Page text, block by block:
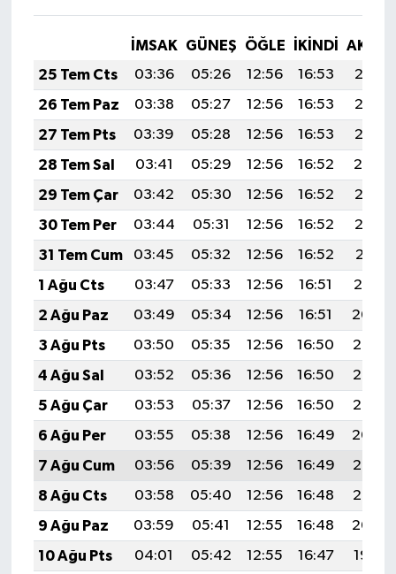
İMSAK GÜNEŞ ÖĞLE İKINDI
25 Tem Cts
03:36 05:26 12:56 16:53
20:17
26 Tem Paz
03:38 05:27 12:56 16:53
20:16
27 Tem Pts
03:39 05:28 12:56 16:53
20:15
28 Tem Sal
03:41 05:29 12:56 16:52
20:14
29 Tem Çar
03:42 05:30 12:56 16:52
20:13
30 Tem Per
03:44 05:31 12:56 16:52
20:12
31 Tem Cum
03:45 05:32 12:56 16:52
20:11
1 Ağu Cts
03:47 05:33 12:56 16:51
20:10
2 Ağu Paz
03:49 05:34 12:56 16:51
20:09
3 Ağu Pts
03:50 05:35 12:56 16:50
20:08
4 Ağu Sal
03:52 05:36 12:56 16:50
20:07
5 Ağu Çar
03:53 05:37 12:56 16:50
20:05
6 Ağu Per
03:55 05:38 12:56 16:49
20:04
7 Ağu Cum
03:56 05:39 12:56 16:49
20:03
8 Ağu Cts
03:58 05:40 12:56 16:48
20:02
9 Ağu Paz
03:59 05:41 12:55 16:48
20:00
10 Ağu Pts
04:01 05:42 12:55 16:47
19:59